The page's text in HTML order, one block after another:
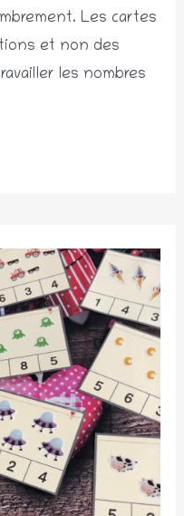
Les cartes
et non des
les nombres